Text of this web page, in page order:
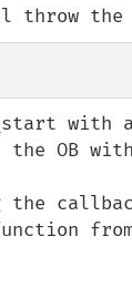
throw
with
OB with
the